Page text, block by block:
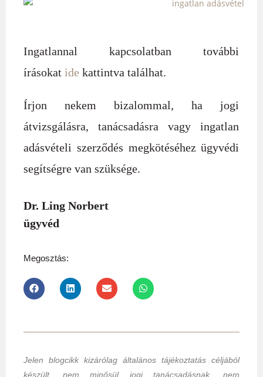
Ingatlannal kapcsolatban további
írásokat ide kattintva találhat.
Írjon nekem bizalommal, ha jogi
átvizsgálásra, tanácsadásra vagy ingatlan
adásvételi szerződés megkötéséhez ügyvédi
segítségre van szüksége.
Dr. Ling Norbert
ügyvéd
Megosztás:
Jelen blogcikk kizárólag általános tájékoztatás céljából
készült, nem minősül jogi tanácsadásnak, nem